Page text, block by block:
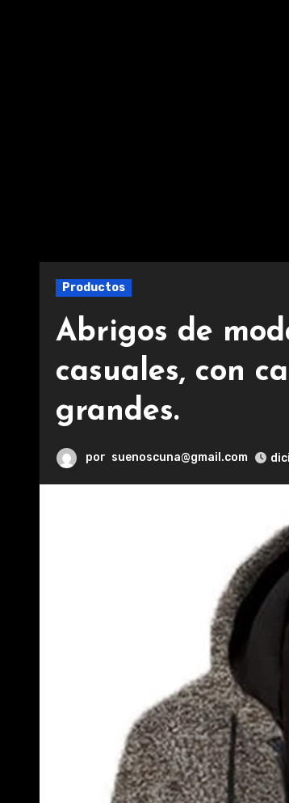
Productos
Abrigos de
casuales, con
grandes.
por suenoscuna@gmail.com